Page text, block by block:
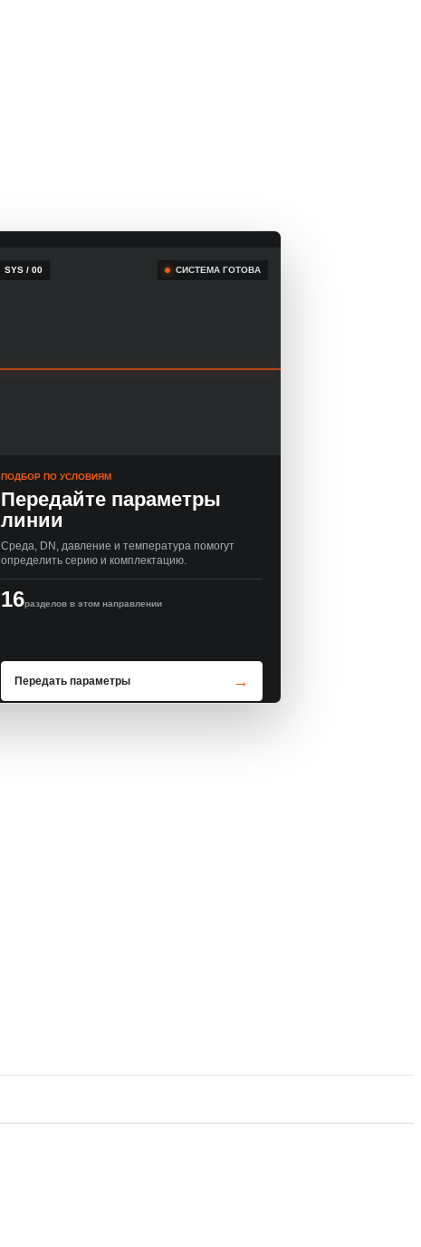
SYS / 00 СИСТЕМА ГОТОВА
ПОДБОР ПО УСЛОВИЯМ
Передайте параметры
линии
Среда, DN, давление и температура помогут
определить серию и комплектацию.
16разделов в этом направлении
Передать параметры